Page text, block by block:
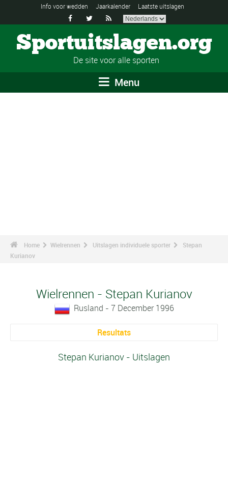
Info voor wedden Jaarkalender Laatste uitslagen
  
Sportuitslagen.org
De site voor alle sporten
Menu
Home Wielrennen Uitslagen individuele sporter
Stepan
Kurianov
Wielrennen - Stepan Kurianov
Rusland - 7 December 1996
Resultats
Stepan Kurianov - Uitslagen